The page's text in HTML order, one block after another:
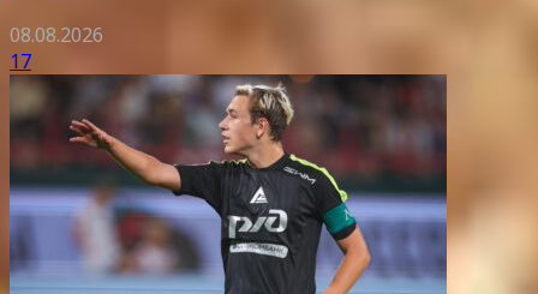
08.08.2026
17